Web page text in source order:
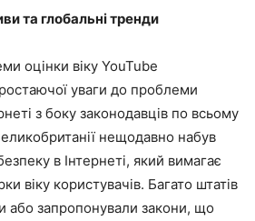
та глобальні тренди
оцінки віку YouTube
уваги до проблеми
з боку законодавців по всьому
нещодавно набув
в Інтернеті, який вимагає
віку користувачів. Багато штатів
запропонували закони, що